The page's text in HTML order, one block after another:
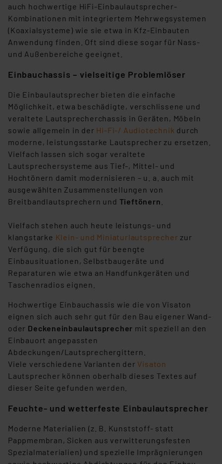
auch hochwertige HiFi-Einbaulautsprecher-
Kombinationen mit integriertem Mehrwegsystemen
(Koaxialsysteme) wie sie etwa in Kfz-Einbauten
Anwendung finden. Oft sind diese sogar für Nass-
und Außenbereiche geeignet.
Einbauchassis – vielseitige Problemlöser
Die Einbaulautsprecher bieten die einfache
Möglichkeit, etwa beschädigte, verschlissene und
veraltete Lautsprecherchassis in Geräten, Möbeln
sowie allgemein in der Hi-Fi-/ Audiotechnik durch
moderne, leistungsstarke Lautsprecher zu ersetzen.
Vielfach lassen sich sogar veraltete
Lautsprechersysteme aus Tief-, Mittel- und
Hochtönern damit modernisieren – u. a. auch mit
ausgewählten Zusammenstellungen von
Breitbandlautsprechern und Tieftönern
Vielfach stehen auch heute leistungs- und
klangstarke Klein- und Miniaturlautsprecher zur
Verfügung, die sich gut für beengte
Einbausituationen, Selbstbaugeräte und
Reparaturen wie etwa an Handfunkgeräten und
Taschenradios eignen.
Hochwertige Einbauchassis wie die von Visaton
eignen sich auch sehr gut für den Bau eigener Wand-
oder Deckeneinbaulautsprecher mit speziell an den
Einbauort angepassten
Abdeckungen/Lautsprechergittern.
Viele verschiedene Varianten der Visaton
Lautsprecher können oberhalb dieses Textes auf
dieser Seite gefunden werden.
Feuchte- und wetterfeste Einbaulautsprecher
Moderne Materialien (z. B. Kunststoff- statt
Pappmembran, Sicken aus verwitterungsfesten
Spezialmaterialien) und spezielle Imprägnierungen